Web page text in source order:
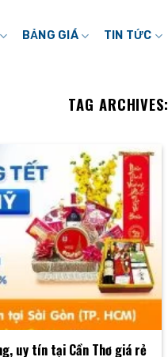
BẢNG GIÁ TIN TỨC
TAG ARCHIVES:
uy tín tại Cần Thơ giá rẻ